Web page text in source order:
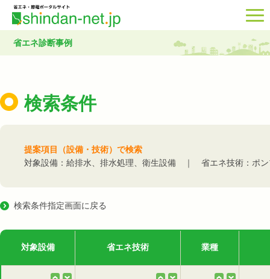
省エネ診断事例
検索条件
提案項目（設備・技術）で検索
対象設備：給排水、排水処理、衛生設備 ｜ 省エネ技術：ポン
検索条件指定画面に戻る
対象設備 省エネ技術 業種